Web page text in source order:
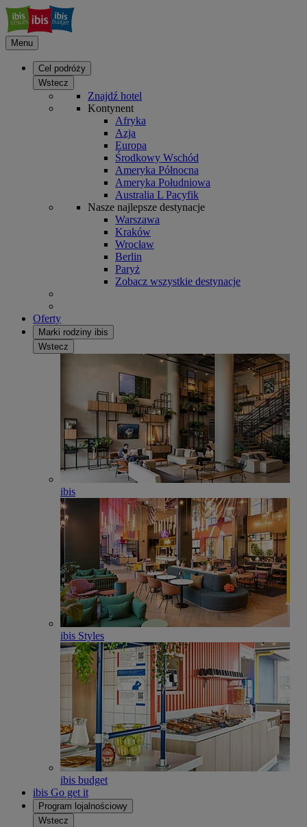
Menu
Cel podróży
Wstecz
Znajdź hotel
Kontynent
Afryka
Azja
Europa
Środkowy Wschód
Ameryka Północna
Ameryka Południowa
Australia L Pacyfik
Nasze najlepsze destynacje
Warszawa
Kraków
Wrocław
Berlin
Paryż
Zobacz wszystkie destynacje
Oferty
Marki rodziny ibis
Wstecz
ibis
ibis Styles
ibis budget
ibis Go get it
Program lojalnościowy
Wstecz